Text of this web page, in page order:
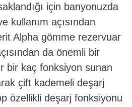
için banyonuzda
kullanım açısından
Alpha gömme rezervuar
da önemli bir
bir kaç fonksiyon sunan
çift kademeli deşarj
özellikli deşarj fonksiyonu